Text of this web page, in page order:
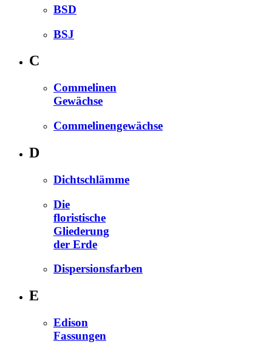
BSD
BSJ
C
Commelinen
Gewächse
Commelinengewächse
D
Dichtschlämme
Die
floristische
Gliederung
der Erde
Dispersionsfarben
E
Edison
Fassungen